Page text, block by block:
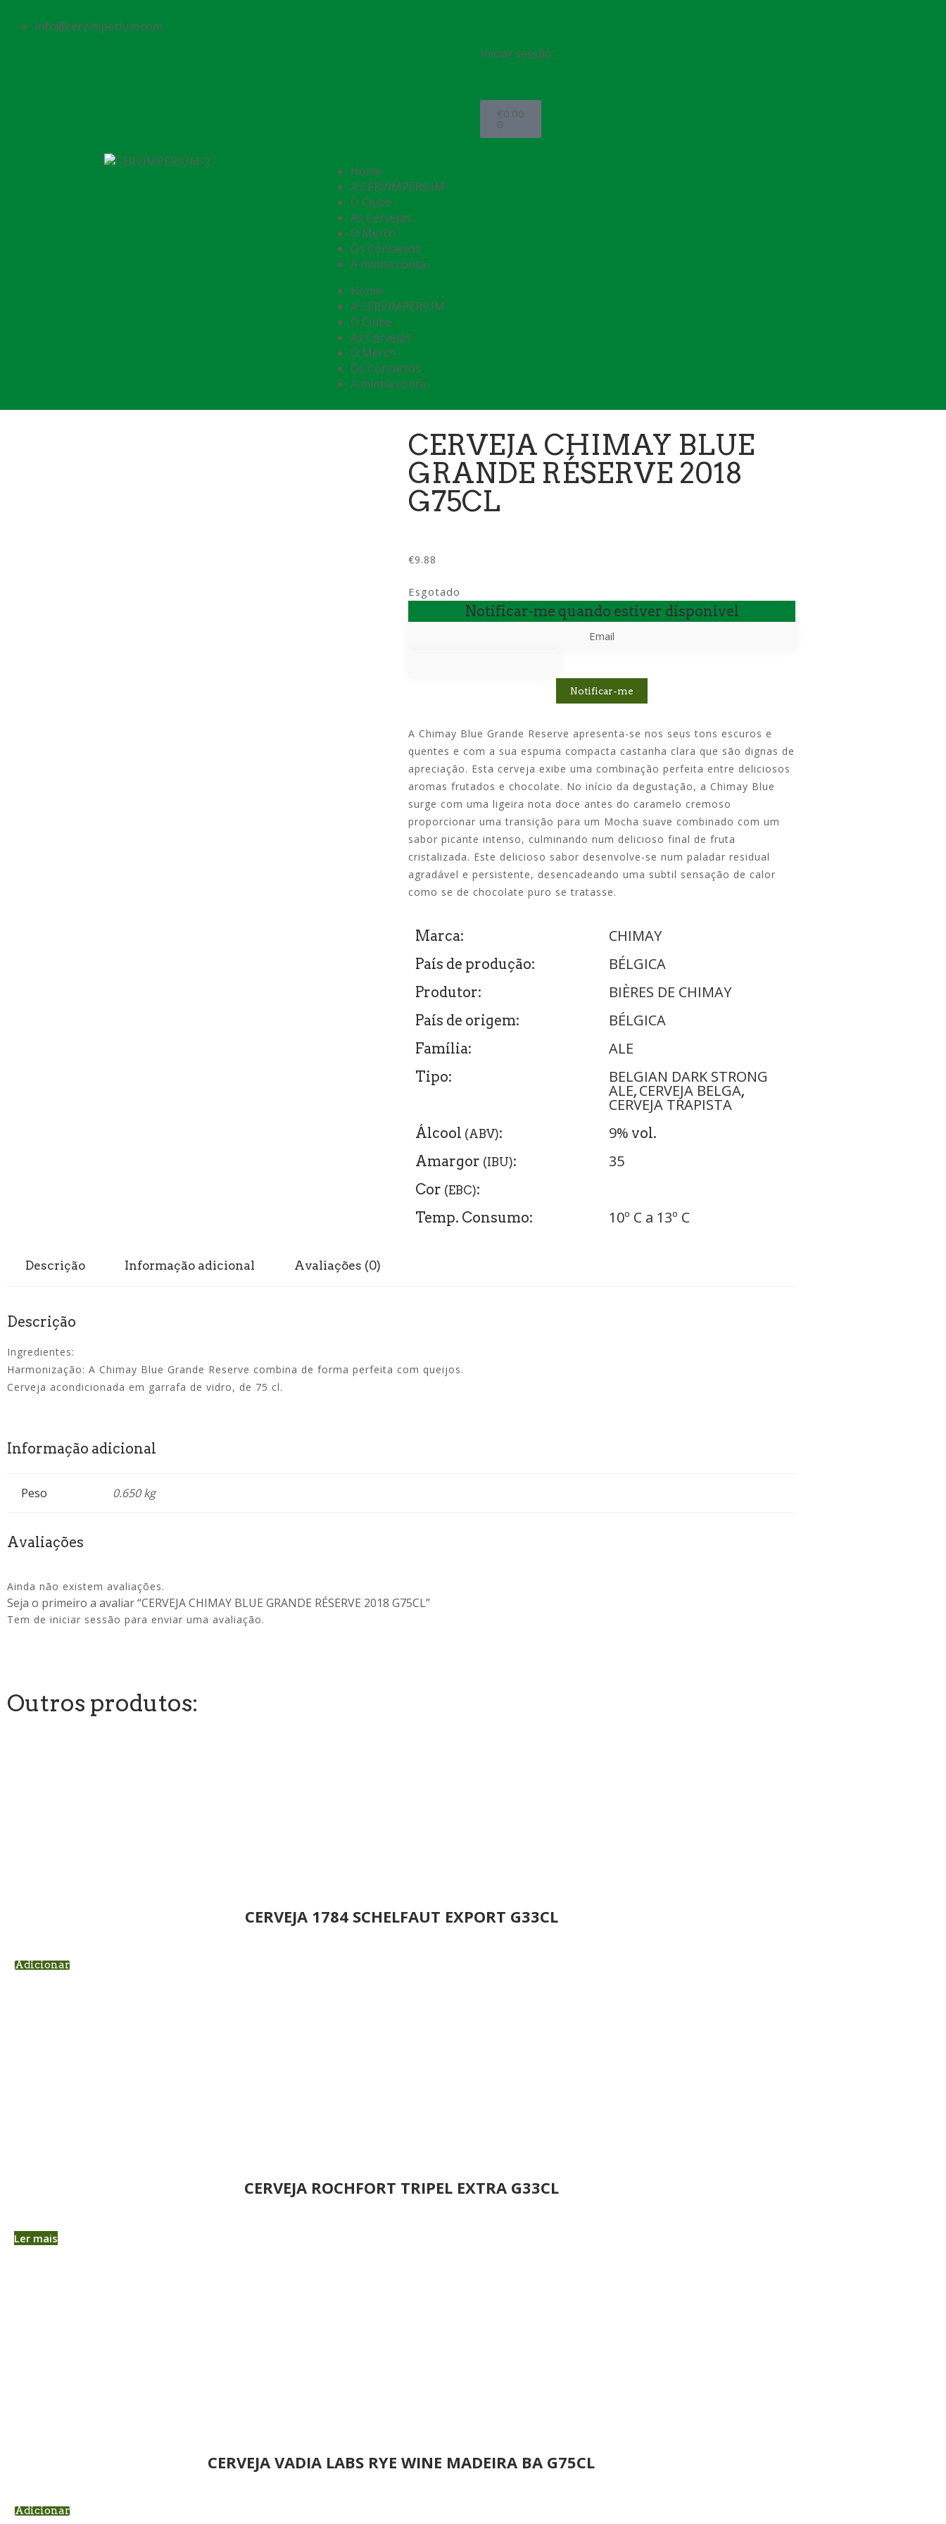
info@cervimperium.com
Iniciar sessão
€0.00
0
Home
A CERVIMPERIUM
O Clube
As Cervejas
O Merch
Os Contactos
A minha conta
Home
A CERVIMPERIUM
O Clube
As Cervejas
O Merch
Os Contactos
A minha conta
CERVEJA CHIMAY BLUE
GRANDE RÉSERVE 2018
G75CL
€9.88
Esgotado
Notificar-me quando estiver disponível
Notificar-me
A Chimay Blue Grande Reserve apresenta-se nos seus tons escuros e
quentes e com a sua espuma compacta castanha clara que são dignas de
apreciação. Esta cerveja exibe uma combinação perfeita entre deliciosos
aromas frutados e chocolate. No início da degustação, a Chimay Blue
surge com uma ligeira nota doce antes do caramelo cremoso
proporcionar uma transição para um Mocha suave combinado com um
sabor picante intenso, culminando num delicioso final de fruta
cristalizada. Este delicioso sabor desenvolve-se num paladar residual
agradável e persistente, desencadeando uma subtil sensação de calor
como se de chocolate puro se tratasse.
Marca: CHIMAY
País de produção: BÉLGICA
Produtor: BIÈRES DE CHIMAY
País de origem: BÉLGICA
Família: ALE
Tipo: BELGIAN DARK STRONG
ALE, CERVEJA BELGA,
CERVEJA TRAPISTA
Álcool (ABV): 9% vol.
Amargor (IBU): 35
Cor (EBC):
Temp. Consumo:
10º C a 13º C
Descrição Informação adicional Avaliações (0)
Descrição
Ingredientes:
Harmonização: A Chimay Blue Grande Reserve combina de forma perfeita com queijos.
Cerveja acondicionada em garrafa de vidro, de 75 cl.
Informação adicional
Peso 0.650 kg
Avaliações
Ainda não existem avaliações.
Seja o primeiro a avaliar “CERVEJA CHIMAY BLUE GRANDE RÉSERVE 2018 G75CL”
Tem de iniciar sessão para enviar uma avaliação.
Outros produtos:
CERVEJA 1784 SCHELFAUT EXPORT G33CL
Adicionar
CERVEJA ROCHFORT TRIPEL EXTRA G33CL
Ler mais
CERVEJA VADIA LABS RYE WINE MADEIRA BA G75CL
Adicionar